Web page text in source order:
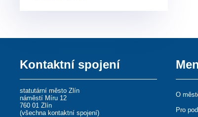
Kontaktní spojení
statutární město Zlín
náměstí Míru 12
760 01 Zlín
(všechna kontaktní spojení)
O
Pro